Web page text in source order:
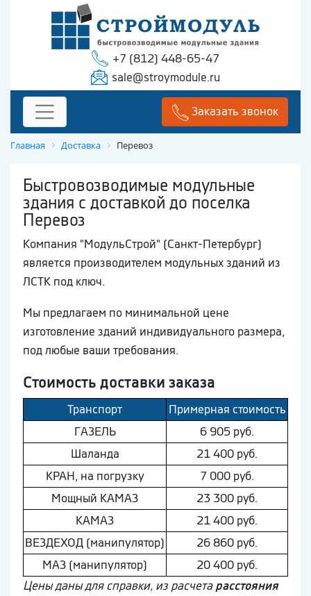
+7 (812) 448-65-47
sale@stroymodule.ru
Заказать звонок
Главная Доставка Перевоз
Быстровозводимые модульные
здания с доставкой до поселка
Перевоз
Компания "МодульСтрой" (Санкт-Петербург)
является производителем модульных зданий из
ЛСТК под ключ.
Мы предлагаем по минимальной цене
изготовление зданий индивидуального размера,
под любые ваши требования.
Стоимость доставки заказа
Транспорт
Примерная стоимость
ГAЗEЛЬ
6 905 руб.
Шaлaнда
21 400 руб.
КРАН, на погрузку
7 000 руб.
Мощный КAМAЗ
23 300 руб.
КAМAЗ
21 400 руб.
ВEЗДEХОД (манипулятор)
26 860 руб.
МAЗ (манипулятор)
20 400 руб.
Цены даны для справки, из расчетарасстояния